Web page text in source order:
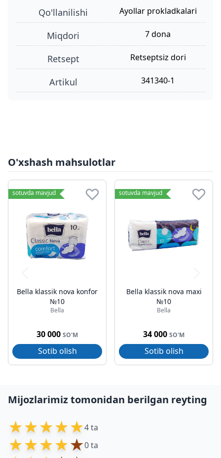
qo'llanilishi ayollar prokladkalari
miqdori 7 dona
retsept retseptsiz dori
Artikul 341340-1
O'xshash mahsulotlar
sotuvda mavjud
Bella klassik nova konfor
№10
Bella
30 000 SO'M
Sotib olish
sotuvda mavjud
Bella klassik nova maxi
№10
Bella
34 000 SO'M
Sotib olish
Mijozlarimiz tomonidan berilgan reyting
★★★★★4 ta
★★★★★0 ta